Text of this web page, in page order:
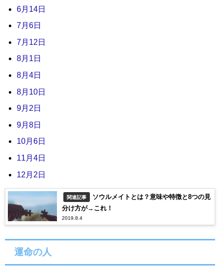
6月14日
7月6日
7月12日
8月1日
8月4日
8月10日
9月2日
9月8日
10月6日
11月4日
12月2日
関連記事
ソウルメイトとは？意味や特徴と8つの見
分け方が→これ！
2019.8.4
運命の人